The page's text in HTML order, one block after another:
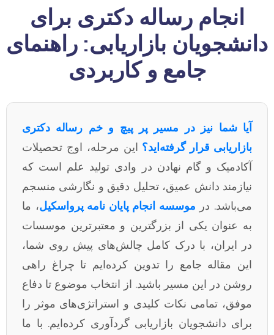
انجام رساله دکتری برای
دانشجویان بازاریابی: راهنمای
جامع و کاربردی
آیا شما نیز در مسیر پر پیچ و خم رساله دکتری
بازاریابی قرار گرفته‌اید؟ این مرحله، اوج تحصیلات
آکادمیک و گام نهادن در وادی تولید علم است که
نیازمند دانش عمیق، تحلیل دقیق و نگارشی منسجم
می‌باشد. در موسسه انجام پایان نامه پرواسکیل، ما
به عنوان یکی از بزرگترین و معتبرترین موسسات
در ایران، با درک کامل چالش‌های پیش روی شما،
این مقاله جامع را تدوین کرده‌ایم تا چراغ راهی
روشن در این مسیر باشید. از انتخاب موضوع تا دفاع
موفق، تمامی نکات کلیدی و استراتژی‌های موثر را
برای دانشجویان بازاریابی گردآوری کرده‌ایم. با ما